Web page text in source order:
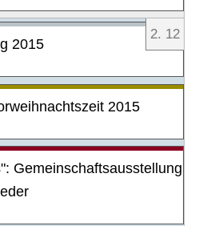
2. 12
2015
2015
Gemeinschaftsausstellung